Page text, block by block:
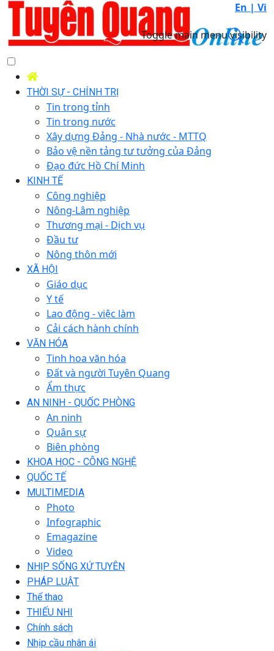
En | Vi
Toggle main menu visibility
THỜI SỰ - CHÍNH TRỊ
Tin trong tỉnh
Tin trong nước
Xây dựng Đảng - Nhà nước - MTTQ
Bảo vệ nền tảng tư tưởng của Đảng
Đạo đức Hồ Chí Minh
KINH TẾ
Công nghiệp
Nông-Lâm nghiệp
Thương mại - Dịch vụ
Đầu tư
Nông thôn mới
XÃ HỘI
Giáo dục
Y tế
Lao động - việc làm
Cải cách hành chính
VĂN HÓA
Tinh hoa văn hóa
Đất và người Tuyên Quang
Ẩm thực
AN NINH - QUỐC PHÒNG
An ninh
Quân sự
Biên phòng
KHOA HỌC - CÔNG NGHỆ
QUỐC TẾ
MULTIMEDIA
Photo
Infographic
Emagazine
Video
NHỊP SỐNG XỨ TUYÊN
PHÁP LUẬT
Thể thao
THIẾU NHI
Chính sách
Nhịp cầu nhân ái